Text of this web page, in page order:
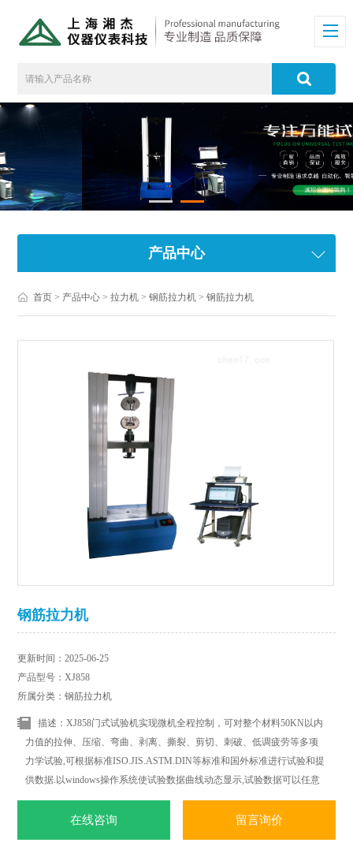
产品中心
首页 > 产品中心 >拉力机 >钢筋拉力机 > 钢筋拉力机
钢筋拉力机
更新时间：2025-06-25
产品型号：XJ858
所属分类：钢筋拉力机
描述：XJ858门式试验机实现微机全程控制，可对整个材料50KN以内
力值的拉伸、压缩、弯曲、剥离、撕裂、剪切、刺破、低调疲劳等多项
力学试验,可根据标准ISO.JIS.ASTM.DIN等标准和国外标准进行试验和提
供数据.以windows操作系统使试验数据曲线动态显示,试验数据可以任意
删加,对曲线操作更加简便.轻松.随时随地都可以进行曲线遍历.叠加.分离.
缩放.打印等全电子显示监控.
在线咨询 留言询价